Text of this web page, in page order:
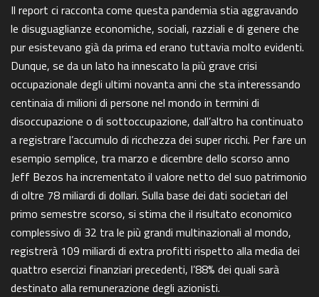
Il report ci racconta come questa pandemia stia aggravando
le disuguaglianze economiche, sociali, razziali e di genere che
pur esistevano già da prima ed erano tuttavia molto evidenti.
Dunque, se da un lato ha innescato la più grave crisi
occupazionale degli ultimi novanta anni che sta interessando
centinaia di milioni di persone nel mondo in termini di
disoccupazione o di sottoccupazione, dall’altro ha continuato
a registrare l’accumulo di ricchezza dei super ricchi. Per fare un
esempio semplice, tra marzo e dicembre dello scorso anno
Jeff Bezos ha incrementato il valore netto del suo patrimonio
di oltre 78 miliardi di dollari. Sulla base dei dati societari del
primo semestre scorso, si stima che il risultato economico
complessivo di 32 tra le più grandi multinazionali al mondo,
registrerà 109 miliardi di extra profitti rispetto alla media dei
quattro esercizi finanziari precedenti, l’88% dei quali sarà
destinato alla remunerazione degli azionisti.